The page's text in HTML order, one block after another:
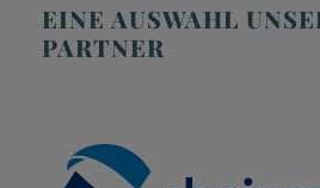
EINE AUSWAHL
PARTNER